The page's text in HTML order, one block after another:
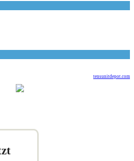
tensunitdepot.com